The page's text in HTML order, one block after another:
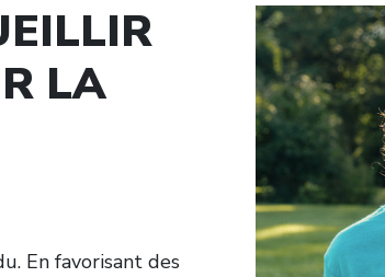
LA
En favorisant des